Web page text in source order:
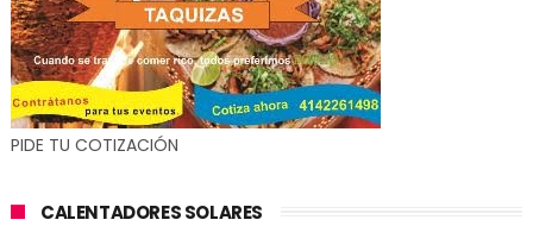
PIDE TU COTIZACIÓN
CALENTADORES SOLARES